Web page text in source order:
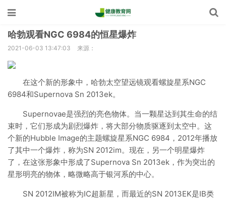
哈勃观看NGC 6984的恒星爆炸
2021-06-03 13:47:03 来源：
在这个新的形象中，哈勃太空望远镜观看螺旋星系NGC
6984和Supernova Sn 2013ek。
Supernovae是强烈的亮色物体。当一颗星达到其生命的结
束时，它们形成为剧烈爆炸，将大部分物质驱逐到太空中。这
个新的Hubble Image的主题螺旋星系NGC 6984，2012年播放
了其中一个爆炸，称为SN 2012im。现在，另一个明星爆炸
了，在这张形象中形成了Supernova Sn 2013ek，作为突出的
星形明亮的物体，略微略高于银河系的中心。
SN 2012IM被称为IC超新星，而最近的SN 2013EK是IB类